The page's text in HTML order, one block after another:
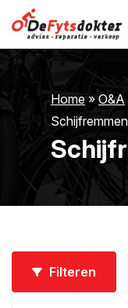
Home » O&A
Schijfremmen
Filteren